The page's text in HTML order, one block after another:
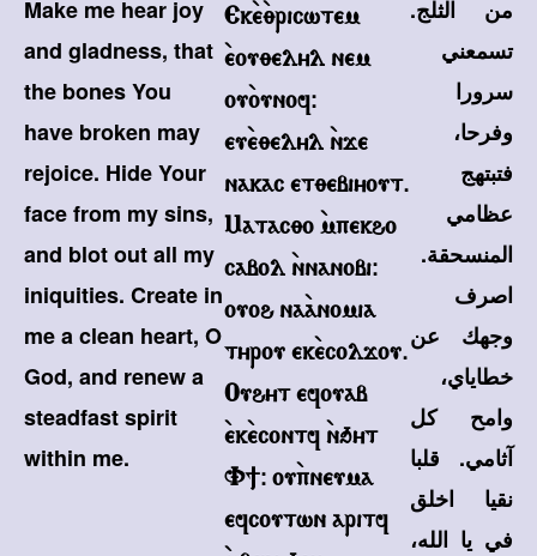
Make me hear joy
and gladness, that
the bones You
have broken may
rejoice. Hide Your
face from my sins,
and blot out all my
iniquities. Create in
me a clean heart, O
God, and renew a
steadfast spirit
within me.
Ek`e`;ricwtem
`eou;elyl nem
ou`ounof@
eu`e;elyl `nje
nakac et;ebiyout.
Matac;o `mpekho
cabol `nnanobi@
ouoh na`anomia
tyrou ek`ecoljou.
Ouhyt efouab
`ek`econtf `nqyt
V]@ ou`pneuma
efcoutwn aritf
من الثلج.
تسمعني
سرورا
وفرحا،
فتبتهج
عظامي
المنسحقة.
اصرف
وجهك عن
خطاياي،
وامح كل
آثامي. قلبا
نقيا اخلق
في يا الله،